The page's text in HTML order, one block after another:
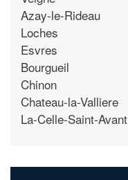
Azay-le-Rideau
Loches
Esvres
Bourgueil
Chinon
Chateau-la-Valliere
La-Celle-Saint-Avant